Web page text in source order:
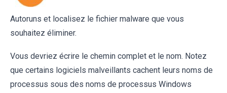
Autoruns et localisez le fichier malware que vous
souhaitez éliminer.
Vous devriez écrire le chemin complet et le nom. Notez
que certains logiciels malveillants cachent leurs noms de
processus sous des noms de processus Windows